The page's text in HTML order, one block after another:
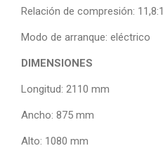
Relación de compresión: 11,8:1
Modo de arranque: eléctrico
DIMENSIONES
Longitud: 2110 mm
Ancho: 875 mm
Alto: 1080 mm